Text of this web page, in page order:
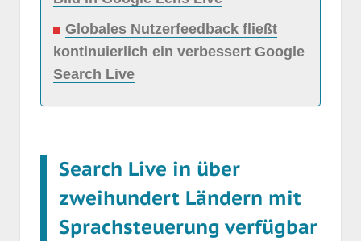
Globales Nutzerfeedback fließt
kontinuierlich ein verbessert Google
Search Live
Search Live in über
zweihundert Ländern mit
Sprachsteuerung verfügbar